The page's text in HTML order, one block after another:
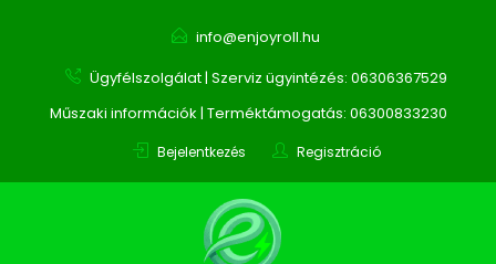
info@enjoyroll.hu
Ügyfélszolgálat | Szerviz ügyintézés: 06306367529
Műszaki információk | Terméktámogatás: 06300833230
Bejelentkezés Regisztráció